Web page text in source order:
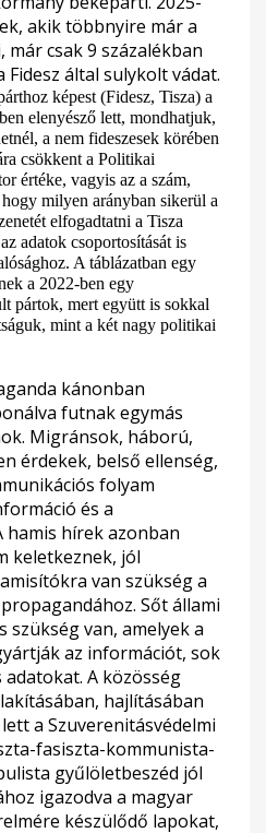
akik többnyire már a
már csak 9 százalékban
által sulykolt vádat.
képest (Fidesz, Tisza) a
elenyésző lett, mondhatjuk,
a nem fideszesek körében
csökkent a Politikai
értéke, vagyis az a szám,
milyen arányban sikerül a
elfogadtatni a Tisza
adatok csoportosítását is
A táblázatban egy
a 2022-ben egy
pártok, mert együtt is sokkal
mint a két nagy politikai
kánonban
futnak egymás
Migránsok, háború,
érdekek, belső ellenség,
folyam
és a
hamis hírek azonban
keletkeznek, jól
van szükség a
Sőt állami
szükség van, amelyek a
az információt, sok
A közösség
hajlításában
a Szuverenitásvédelmi
fasiszta-kommunista-
gyűlöletbeszéd jól
igazodva a magyar
készülődő lapokat,